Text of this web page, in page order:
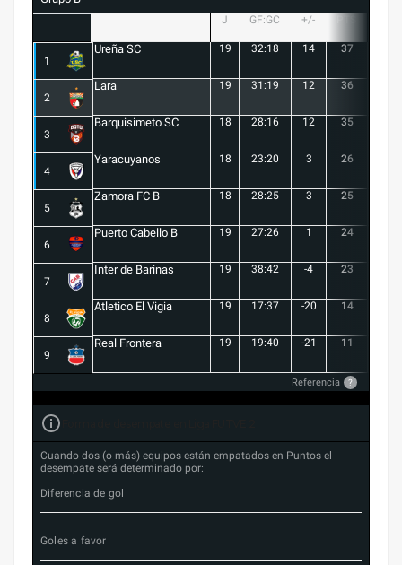
J GF:GC +/-
1
Ureña SC 19 32:18 14 37
2
Lara 19 31:19 12 36
3
Barquisimeto SC 18 28:16 12 35
4
Yaracuyanos 18 23:20 3 26
5
Zamora FC B 18 28:25 3 25
6
Puerto Cabello B 19 27:26 1 24
7
Inter de Barinas 19 38:42 -4 23
8
Atletico El Vigia 19 17:37 -20 14
9
Real Frontera 19 19:40 -21 11
Referencia ?
Cuando dos (o más) equipos están empatados en Puntos el
desempate será determinado por:
Diferencia de gol
Goles a favor